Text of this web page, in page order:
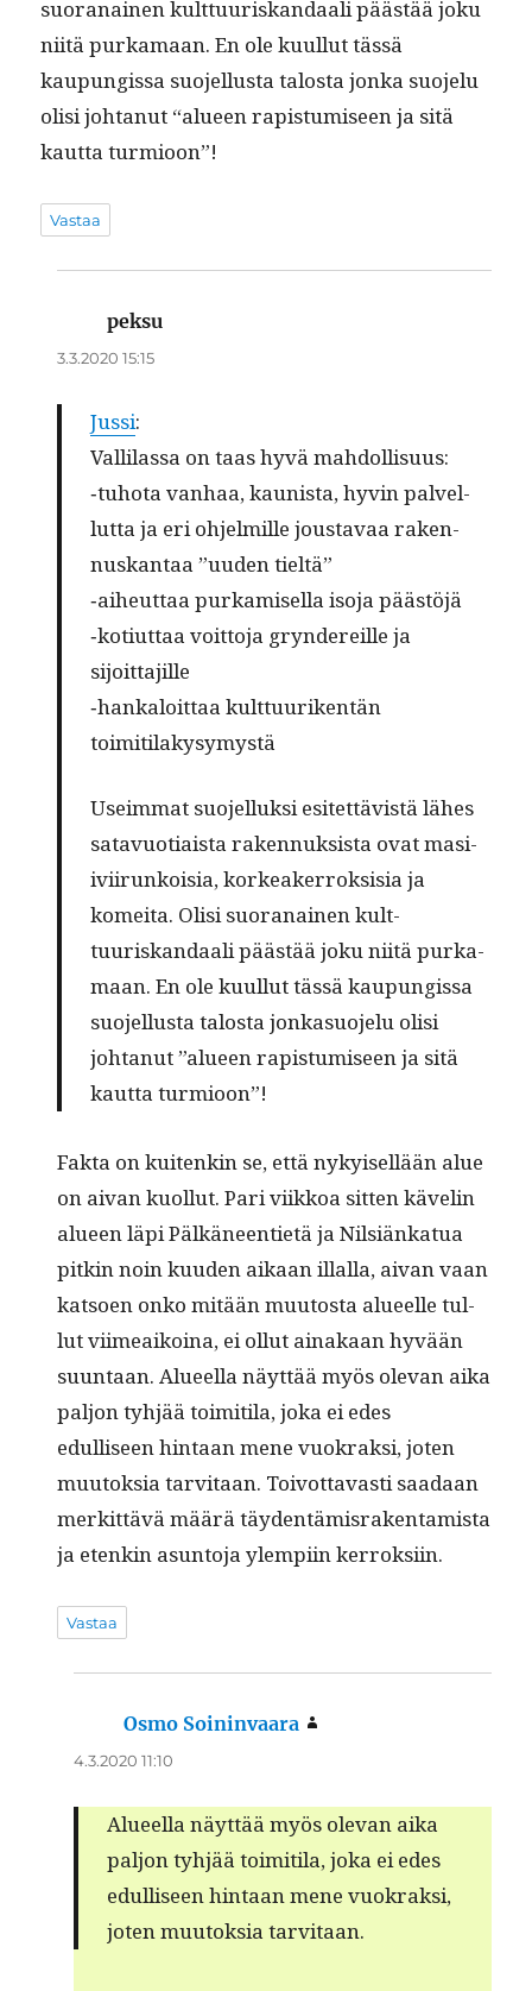
suo­ranainen kult­tuuriskan­daali päästää joku
niitä purka­maan. En ole kuul­lut tässä
kaupungis­sa suo­jel­lus­ta talosta jon­ka suo­jelu
olisi johtanut “alueen rapis­tu­miseen ja sitä
kaut­ta turmioon”!
Vastaa
peksu
3.3.2020 15:15
Jus­si:
Vallilas­sa on taas hyvä mahdollisuus:
‑tuho­ta van­haa, kau­nista, hyvin palvel­
lut­ta ja eri ohjelmille jous­tavaa raken­
nuskan­taa ”uuden tieltä”
‑aiheut­taa purkamisel­la iso­ja päästöjä
‑kotiut­taa voit­to­ja gryn­dereille ja
sijoittajille
‑han­kaloit­taa kult­tuuriken­tän
toimitilakysymystä
Useim­mat suo­jel­luk­si esitet­tävistä läh­es
satavuo­ti­aista raken­nuk­sista ovat masi­
ivi­irunk­oisia, korkeak­er­roksisia ja
komei­ta. Olisi suo­ranainen kult­
tuuriskan­daali päästää joku niitä purka­
maan. En ole kuul­lut tässä kaupungis­sa
suo­jel­lus­ta talosta jonka­suo­jelu olisi
johtanut ”alueen rapis­tu­miseen ja sitä
kaut­ta turmioon”!
Fak­ta on kuitenkin se, että nykyisel­lään alue
on aivan kuol­lut. Pari viikkoa sit­ten kävelin
alueen läpi Pälkäneen­ti­etä ja Nil­siänkat­ua
pitkin noin kuu­den aikaan illal­la, aivan vaan
kat­soen onko mitään muu­tos­ta alueelle tul­
lut viimeaikoina, ei ollut ainakaan hyvään
suun­taan. Alueel­la näyt­tää myös ole­van aika
paljon tyhjää toim­i­ti­la, joka ei edes
edulliseen hin­taan mene vuokrak­si, joten
muu­tok­sia tarvi­taan. Toiv­ot­tavasti saadaan
merkit­tävä määrä täy­den­tämis­rak­en­tamista
ja etenkin asun­to­ja ylem­pi­in kerroksiin.
Vastaa
Osmo Soininvaara
4.3.2020 11:10
Alueel­la näyt­tää myös ole­van aika
paljon tyhjää toim­i­ti­la, joka ei edes
edulliseen hin­taan mene vuokrak­si,
joten muu­tok­sia tarvitaan.